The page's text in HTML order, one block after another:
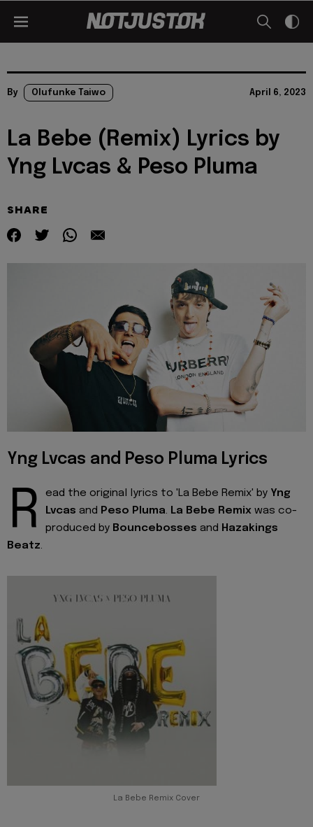
By Olufunke Taiwo April 6, 2023
La Bebe (Remix) Lyrics by
Yng Lvcas & Peso Pluma
SHARE
Yng Lvcas and Peso Pluma Lyrics
R ead the original lyrics to 'La Bebe Remix' by Yng
Lvcas and Peso Pluma. La Bebe Remix was co-
produced by Bouncebosses and Hazakings
Beatz.
La Bebe Remix Cover